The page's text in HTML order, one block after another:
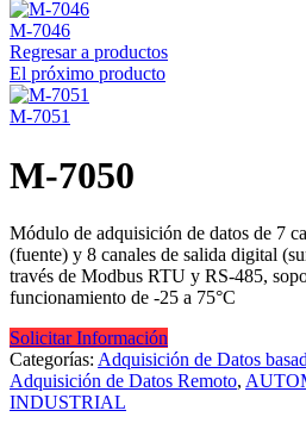
M-7046
Regresar a productos
El próximo producto
M-7051
M-7050
Módulo de adquisición de datos de 7
(fuente) y 8 canales de salida digital
través de Modbus RTU y RS-485,
funcionamiento de -25 a 75°C
Solicitar Información
Categorías: Adquisición de Datos
Adquisición de Datos Remoto,
INDUSTRIAL